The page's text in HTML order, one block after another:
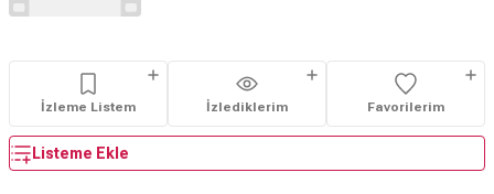
İzleme Listem İzlediklerim Favorilerim
Listeme Ekle